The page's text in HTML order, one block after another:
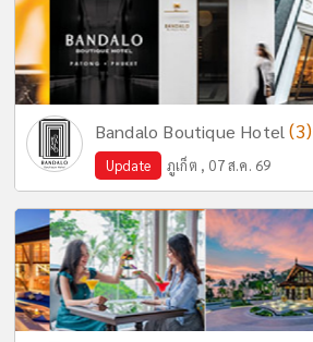
Bandalo Boutique Hotel(3)
Update ภูเก็ต , 07 ส.ค. 69